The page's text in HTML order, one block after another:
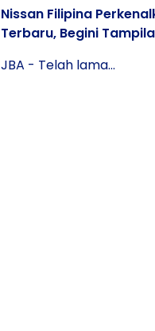
Nissan Filipina
Terbaru, Begini
JBA - Telah lama...